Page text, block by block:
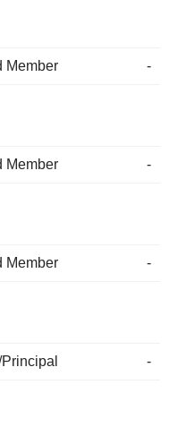
Member -
Member -
Member -
-